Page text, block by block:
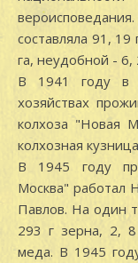
составляла 91,
га, неудобной - 6,
В 1941 году в
хозяйствах
колхоза "Новая
колхозная
В 1945 году
Москва" работал
Павлов. На один
293 г зерна, 2,
меда. В 1945